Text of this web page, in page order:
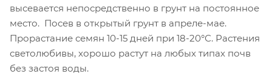
высевается непосредственно в грунт на постоянное
место. Посев в открытый грунт в апреле-мае.
Прорастание семян 10-15 дней при 18-20°С. Рас­тения
светолюбивы, хорошо растут на любых типах почв
без застоя воды.